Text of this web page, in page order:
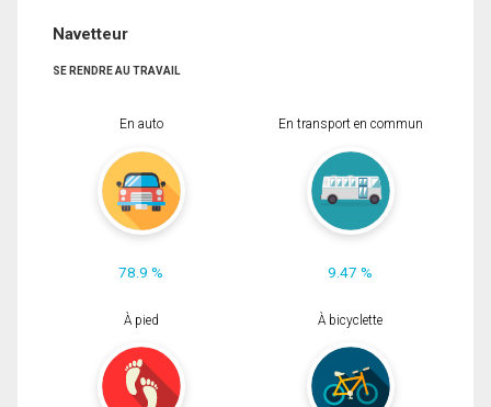
Navetteur
SE RENDRE AU TRAVAIL
En auto
78.9 %
En transport en commun
9.47 %
À pied À bicyclette